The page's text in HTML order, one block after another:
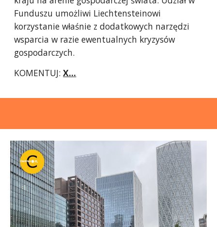
Funduszu umożliwi Liechtensteinowi
korzystanie właśnie z dodatkowych narzędzi
wsparcia w razie ewentualnych kryzysów
gospodarczych.
KOMENTUJ:X...